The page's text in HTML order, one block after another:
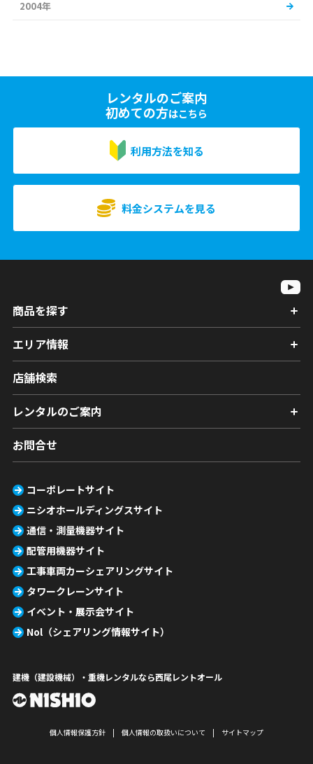
2004年
レンタルのご案内
初めての方はこちら
利用方法を知る
料金システムを見る
商品を探す
エリア情報
店舗検索
レンタルのご案内
お問合せ
コーポレートサイト
ニシオホールディングスサイト
通信・測量機器サイト
配管用機器サイト
工事車両カーシェアリングサイト
タワークレーンサイト
イベント・展示会サイト
Nol（シェアリング情報サイト）
建機（建設機械）・重機レンタルなら西尾レントオール
個人情報保護方針 個人情報の取扱いについて サイトマップ